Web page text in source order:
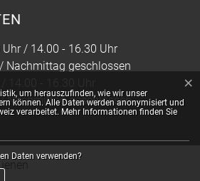
Uhr / 14.00 - 16.30 Uhr
Nachmittag geschlossen
Nachmittag geschlossen
um herauszufinden, wie wir unser
können. Alle Daten werden anonymisiert und
verarbeitet. Mehr Informationen finden Sie
Daten verwenden?
×